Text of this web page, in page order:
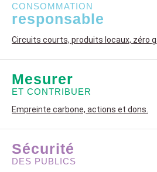
CONSOMMATION
responsable
Circuits courts, produits locaux, zéro
Mesurer
ET CONTRIBUER
Empreinte carbone, actions et dons.
Sécurité
DES PUBLICS